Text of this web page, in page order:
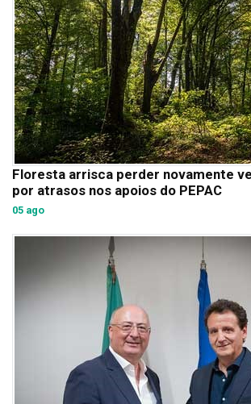
Floresta arrisca perder novamente
por atrasos nos apoios do PEPAC
05 ago